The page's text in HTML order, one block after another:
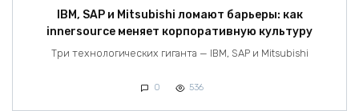
IBM, SAP и Mitsubishi ломают барьеры: как
innersource меняет корпоративную культуру
Три технологических гиганта — IBM, SAP и Mitsubishi
0 536